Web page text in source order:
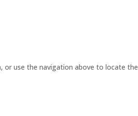
or use the navigation above to locate the